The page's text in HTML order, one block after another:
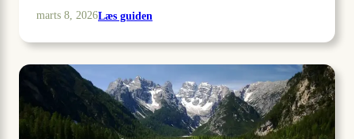
marts 8, 2026Læs guiden
til
vandfald
i